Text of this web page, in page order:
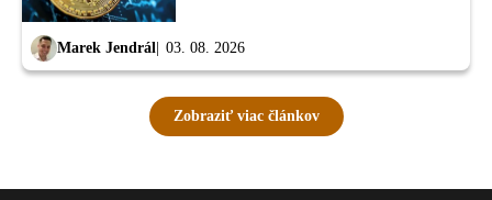
Marek Jendrál 03. 08. 2026
Zobraziť viac článkov